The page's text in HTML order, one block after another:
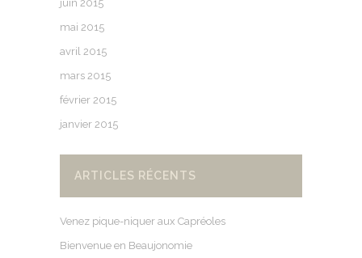
juin 2015
mai 2015
avril 2015
mars 2015
février 2015
janvier 2015
ARTICLES RÉCENTS
Venez pique-niquer aux Capréoles
Bienvenue en Beaujonomie